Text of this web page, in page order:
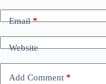
Email*
Website
Add Comment *